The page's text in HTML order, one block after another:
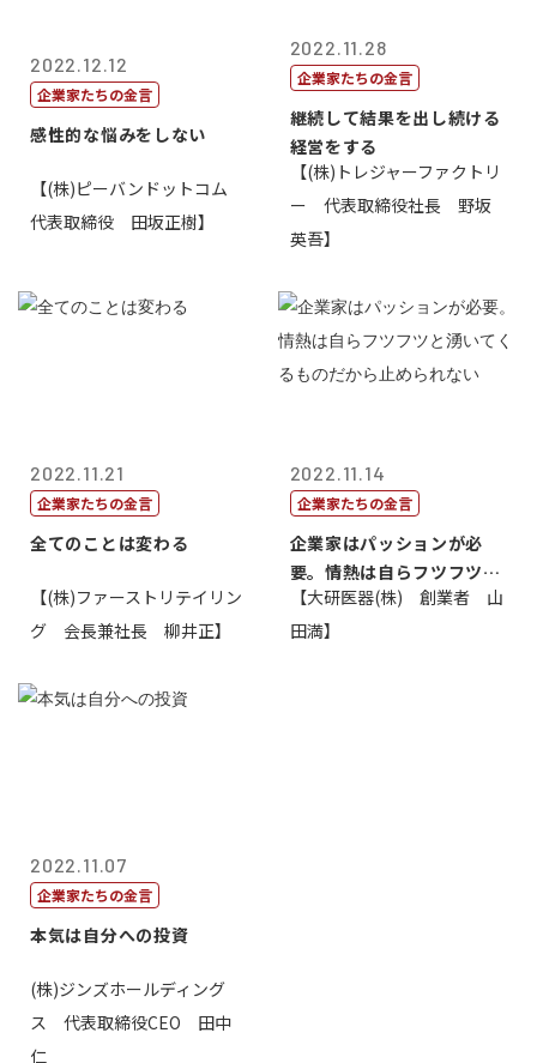
2022.12.12
企業家たちの金言
感性的な悩みをしない
【(株)ピーバンドットコム
代表取締役 田坂正樹】
2022.11.28
企業家たちの金言
継続して結果を出し続ける
経営をする
【(株)トレジャーファクトリ
ー 代表取締役社長 野坂
英吾】
2022.11.21
企業家たちの金言
全てのことは変わる
【(株)ファーストリテイリン
グ 会長兼社長 柳井正】
2022.11.14
企業家たちの金言
企業家はパッションが必
要。情熱は自らフツフツと
湧いてくるもの...
【大研医器(株) 創業者 山
田満】
2022.11.07
企業家たちの金言
本気は自分への投資
(株)ジンズホールディング
ス 代表取締役CEO 田中
仁